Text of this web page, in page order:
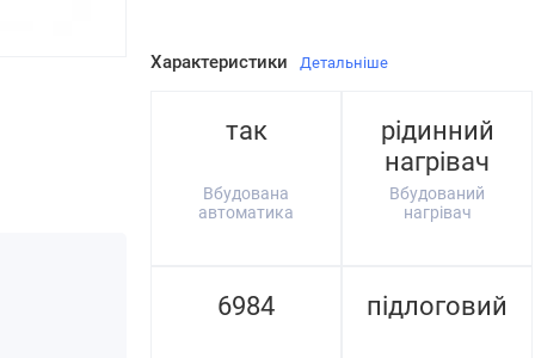
Характеристики Детальніше
так
Вбудована
автоматика
рідинний
нагрівач
Вбудований
нагрівач
6984 підлоговий